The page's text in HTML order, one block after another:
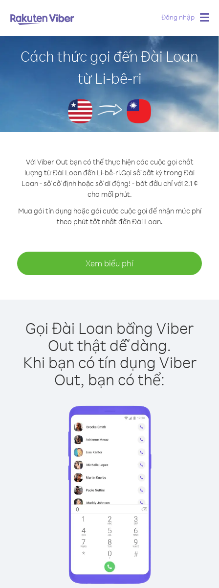
Đăng nhập
Cách thức gọi đến Đài Loan
từ Li-bê-ri
Với Viber Out bạn có thể thực hiện các cuộc gọi chất
lượng từ Đài Loan đến Li-bê-ri.Gọi số bất kỳ trong Đài
Loan - số cố định hoặc số di động! - bắt đầu chỉ với 2.1 ¢
cho mỗi phút.
Mua gói tín dụng hoặc gói cước cuộc gọi để nhận mức phí
theo phút tốt nhất đến Đài Loan.
Xem biểu phí
Gọi Đài Loan bằng Viber
Out thật dễ dàng.
Khi bạn có tín dụng Viber
Out, bạn có thể: